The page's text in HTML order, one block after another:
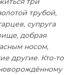
трубой,
супруга
добрая
носом,
другие. Кто-то
новорождённому